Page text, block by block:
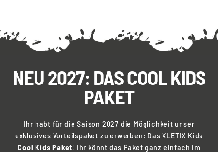
NEU 2027: DAS COOL KIDS
PAKET
Ihr habt für die Saison 2027 die Möglichkeit unser
exklusives Vorteilspaket zu erwerben: Das XLETIX Kids
Cool Kids Paket! Ihr könnt das Paket ganz einfach im